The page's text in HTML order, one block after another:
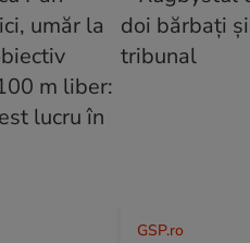
GSP.ro